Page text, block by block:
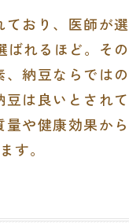
おり、医師が選
ばれるほど。その
納豆ならではの
は良いとされて
や健康効果から
す。